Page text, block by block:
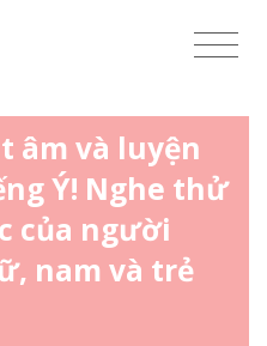
âm và luyện
Ý! Nghe thử
của người
nam và trẻ